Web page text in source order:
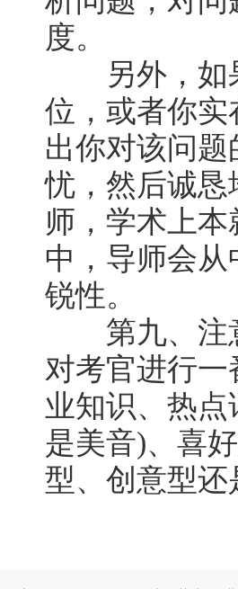
度。
另外，如果
位，或者你
出你对该问
忧，然后诚
师，学术上
中，导师会
锐性。
第九、注意
对考官进行
业知识、热
是美音)、喜
型、创意型